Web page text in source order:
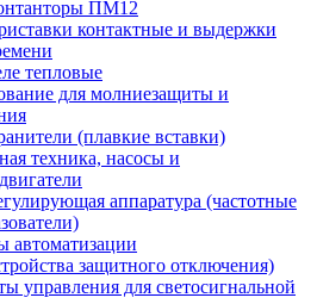
ПМ12
контактные и выдержки
тепловые
для молниезащиты и
(плавкие вставки)
техника, насосы и
аппаратура (частотные
автоматизации
защитного отключения)
управления для светосигнальной